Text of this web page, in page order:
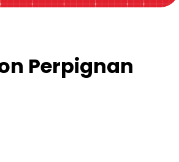
Perpignan